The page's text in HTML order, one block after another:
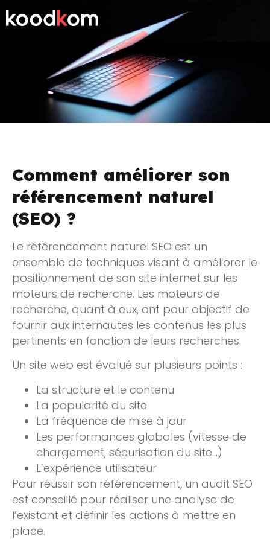
Comment améliorer son
référencement naturel
(SEO) ?
Le référencement naturel SEO est un
ensemble de techniques visant à améliorer le
positionnement de son site internet sur les
moteurs de recherche. Les moteurs de
recherche, quant à eux, ont pour objectif de
fournir aux internautes les contenus les plus
pertinents en fonction de leurs recherches.
Un site web est évalué sur plusieurs points :
La structure et le contenu
La popularité du site
La fréquence de mise à jour
Les performances globales (vitesse de
chargement, sécurisation du site…)
L’expérience utilisateur
Pour réussir son référencement, un audit SEO
est conseillé pour réaliser une analyse de
l’existant et définir les actions à mettre en
place.